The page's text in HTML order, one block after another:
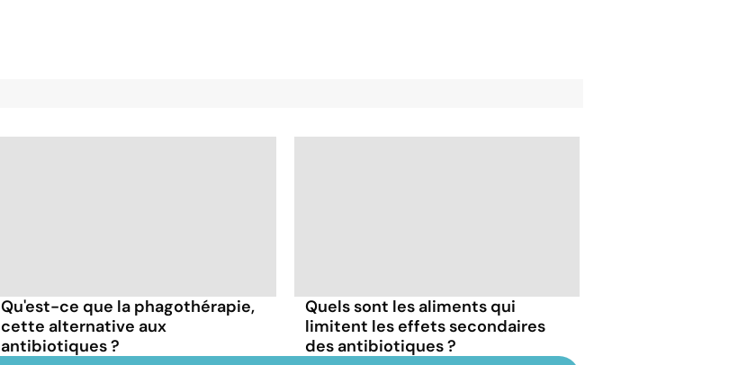
Qu'est-ce que la phagothérapie,
cette alternative aux
antibiotiques ?
Quels sont les aliments qui
limitent les effets secondaires
des antibiotiques ?